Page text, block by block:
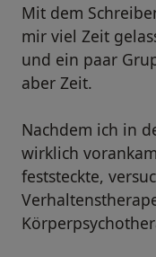
Mit dem
mir viel Zeit
und ein paar
aber Zeit.
Nachdem ich in
wirklich
feststeckte,